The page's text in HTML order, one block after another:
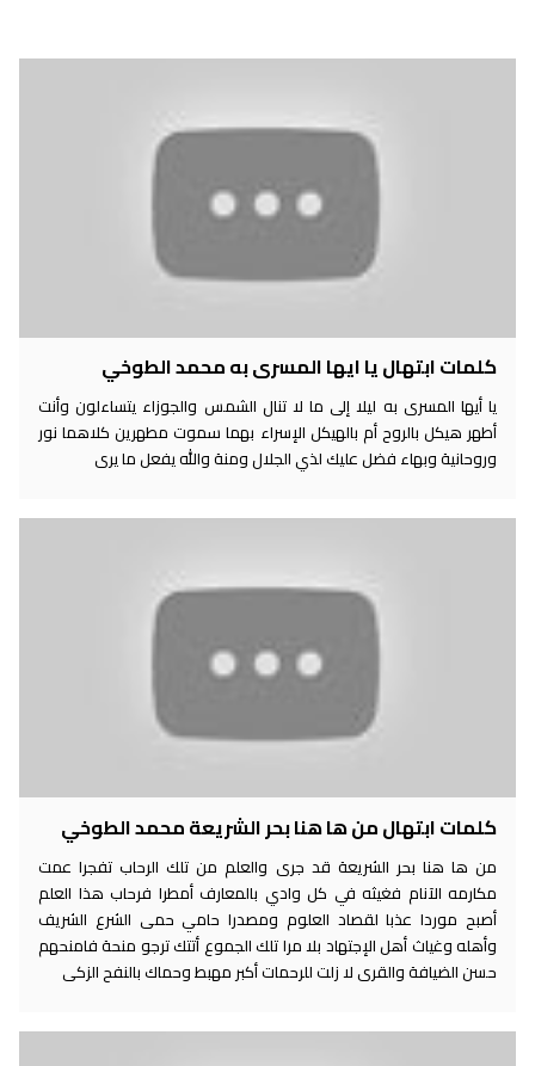
كلمات ابتهال يا ايها المسرى به محمد الطوخي
يا أيها المسرى به ليلا إلى ما لا تنال الشمس والجوزاء يتساءلون وأنت
أطهر هيكل بالروح أم بالهيكل الإسراء بهما سموت مطهرين كلاهما نور
وروحانية وبهاء فضل عليك لذي الجلال ومنة والله يفعل ما يرى
كلمات ابتهال من ها هنا بحر الشريعة محمد الطوخي
من ها هنا بحر الشريعة قد جرى والعلم من تلك الرحاب تفجرا عمت
مكارمه الآنام فغيثه في كل وادي بالمعارف أمطرا فرحاب هذا العلم
أصبح موردا عذبا لقصاد العلوم ومصدرا حامي حمى الشرع الشريف
وأهله وغياث أهل الإجتهاد بلا مرا تلك الجموع أتتك ترجو منحة فامنحهم
حسن الضيافة والقرى لا زلت للرحمات أكبر مهبط وحماك بالنفح الزكى